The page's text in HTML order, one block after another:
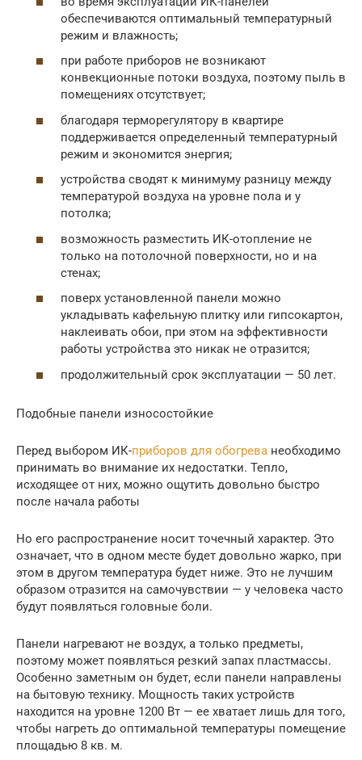
обеспечиваются оптимальный температурный
режим и влажность;
при работе приборов не возникают
конвекционные потоки воздуха, поэтому пыль в
помещениях отсутствует;
благодаря терморегулятору в квартире
поддерживается определенный температурный
режим и экономится энергия;
устройства сводят к минимуму разницу между
температурой воздуха на уровне пола и у
потолка;
возможность разместить ИК-отопление не
только на потолочной поверхности, но и на
стенах;
поверх установленной панели можно
укладывать кафельную плитку или гипсокартон,
наклеивать обои, при этом на эффективности
работы устройства это никак не отразится;
продолжительный срок эксплуатации — 50 лет.
Подобные панели износостойкие
Перед выбором ИК-приборов для обогрева необходимо
принимать во внимание их недостатки. Тепло,
исходящее от них, можно ощутить довольно быстро
после начала работы
Но его распространение носит точечный характер. Это
означает, что в одном месте будет довольно жарко, при
этом в другом температура будет ниже. Это не лучшим
образом отразится на самочувствии — у человека часто
будут появляться головные боли.
Панели нагревают не воздух, а только предметы,
поэтому может появляться резкий запах пластмассы.
Особенно заметным он будет, если панели направлены
на бытовую технику. Мощность таких устройств
находится на уровне 1200 Вт — ее хватает лишь для того,
чтобы нагреть до оптимальной температуры помещение
площадью 8 кв. м.